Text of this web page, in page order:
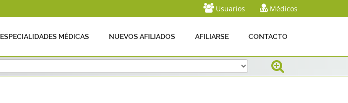
Médicos
Usuarios
ESPECIALIDADES MÉDICAS NUEVOS AFILIADOS AFILIARSE CONTACTO